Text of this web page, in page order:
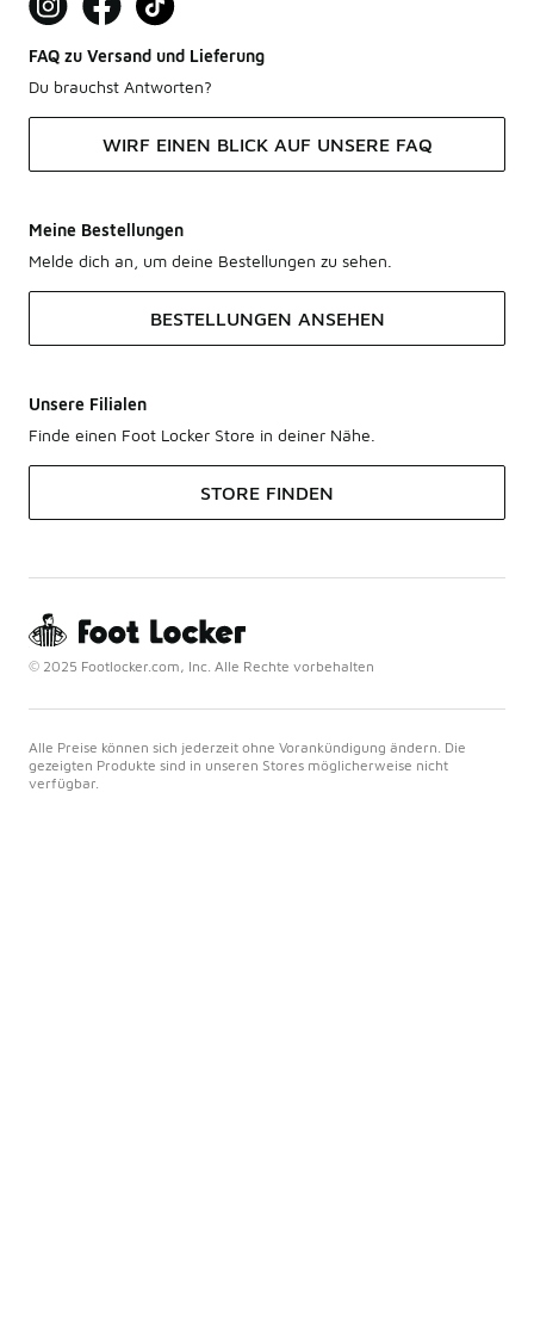
FAQ zu Versand und Lieferung
Du brauchst Antworten?
WIRF EINEN BLICK AUF UNSERE FAQ
Meine Bestellungen
Melde dich an, um deine Bestellungen zu sehen.
BESTELLUNGEN ANSEHEN
Unsere Filialen
Finde einen Foot Locker Store in deiner Nähe.
STORE FINDEN
© 2025 Footlocker.com, Inc. Alle Rechte vorbehalten
Alle Preise können sich jederzeit ohne Vorankündigung ändern. Die
gezeigten Produkte sind in unseren Stores möglicherweise nicht
verfügbar.